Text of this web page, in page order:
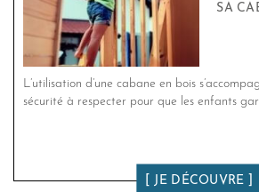
SA
L’utilisation d’une cabane en bois
sécurité à respecter pour que les enfants
JE DÉCOUVRE